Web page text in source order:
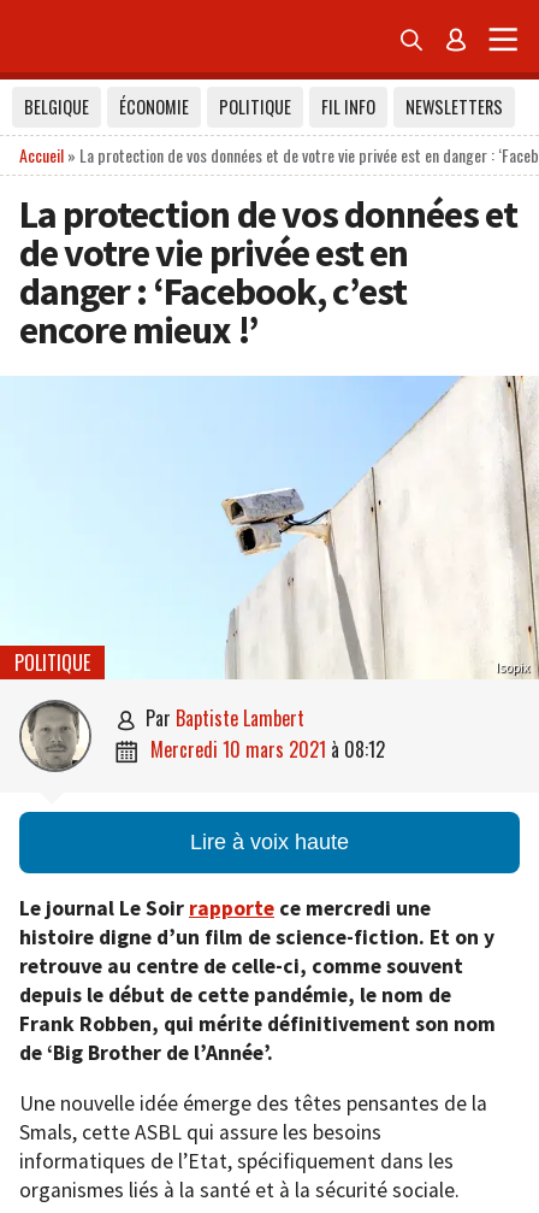
 
BELGIQUE ÉCONOMIE POLITIQUE FIL INFO
NEWSLETTERS
Accueil» La protection de vos données et de votre vie privée est en danger :
La protection de vos données et
de votre vie privée est en
danger : ‘Facebook, c’est
encore mieux !’
Isopix
POLITIQUE
 par Baptiste Lambert
 mercredi 10 mars 2021 à 08:12
Lire à voix haute
Le journal Le Soir rapporte ce mercredi une
histoire digne d’un film de science-fiction. Et on y
retrouve au centre de celle-ci, comme souvent
depuis le début de cette pandémie, le nom de
Frank Robben, qui mérite définitivement son nom
de ‘Big Brother de l’Année’.
Une nouvelle idée émerge des têtes pensantes de la
Smals, cette ASBL qui assure les besoins
informatiques de l’Etat, spécifiquement dans les
organismes liés à la santé et à la sécurité sociale.